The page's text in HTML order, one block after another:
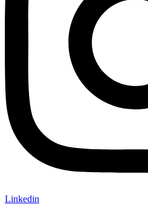
Linkedin